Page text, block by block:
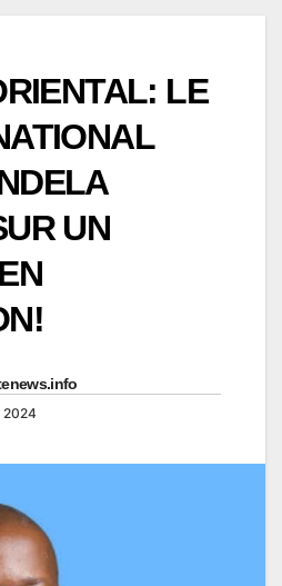
LE
UN
2024